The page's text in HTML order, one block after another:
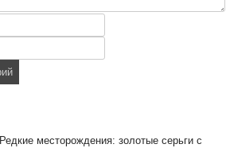
Редкие месторождения: золотые серьги с